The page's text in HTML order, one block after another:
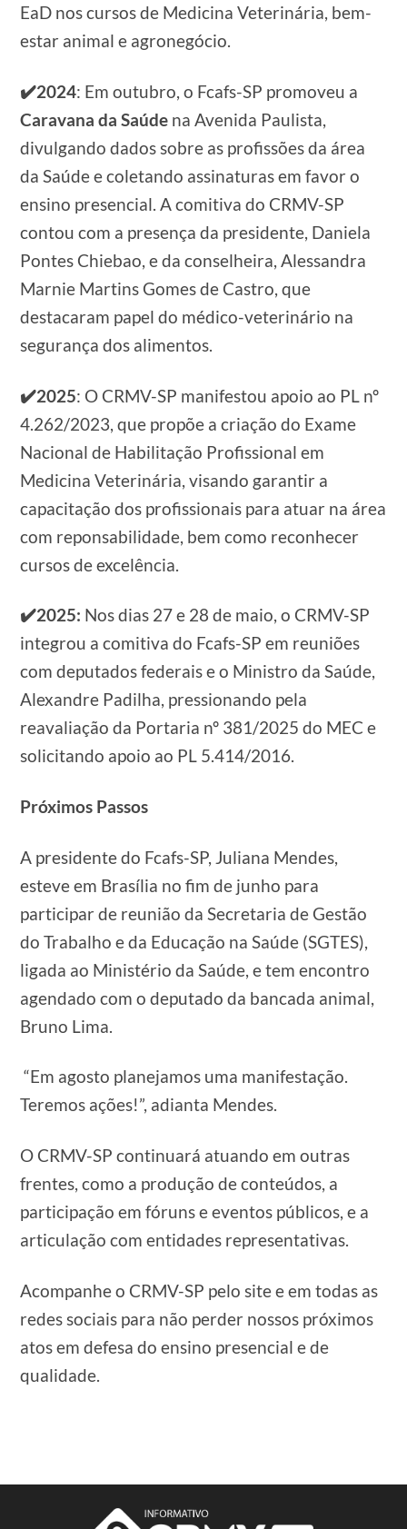
EaD nos cursos de Medicina Veterinária, bem-
estar animal e agronegócio.
✔️2024: Em outubro, o Fcafs-SP promoveu a
Caravana da Saúde na Avenida Paulista,
divulgando dados sobre as profissões da área
da Saúde e coletando assinaturas em favor o
ensino presencial. A comitiva do CRMV-SP
contou com a presença da presidente, Daniela
Pontes Chiebao, e da conselheira, Alessandra
Marnie Martins Gomes de Castro, que
destacaram papel do médico-veterinário na
segurança dos alimentos.
✔️2025: O CRMV-SP manifestou apoio ao PL nº
4.262/2023, que propõe a criação do Exame
Nacional de Habilitação Profissional em
Medicina Veterinária, visando garantir a
capacitação dos profissionais para atuar na área
com reponsabilidade, bem como reconhecer
cursos de excelência.
✔️2025: Nos dias 27 e 28 de maio, o CRMV-SP
integrou a comitiva do Fcafs-SP em reuniões
com deputados federais e o Ministro da Saúde,
Alexandre Padilha, pressionando pela
reavaliação da Portaria nº 381/2025 do MEC e
solicitando apoio ao PL 5.414/2016.
Próximos Passos
A presidente do Fcafs-SP, Juliana Mendes,
esteve em Brasília no fim de junho para
participar de reunião da Secretaria de Gestão
do Trabalho e da Educação na Saúde (SGTES),
ligada ao Ministério da Saúde, e tem encontro
agendado com o deputado da bancada animal,
Bruno Lima.
“Em agosto planejamos uma manifestação.
Teremos ações!”, adianta Mendes.
O CRMV-SP continuará atuando em outras
frentes, como a produção de conteúdos, a
participação em fóruns e eventos públicos, e a
articulação com entidades representativas.
Acompanhe o CRMV-SP pelo site e em todas as
redes sociais para não perder nossos próximos
atos em defesa do ensino presencial e de
qualidade.